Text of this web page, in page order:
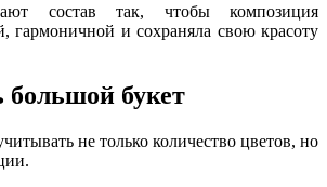
состав так, чтобы композиция
гармоничной и сохраняла свою красоту
букет
не только количество цветов, но